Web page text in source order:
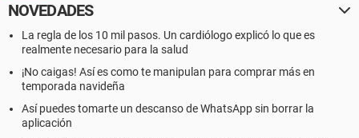
NOVEDADES
La regla de los 10 mil pasos. Un cardiólogo explicó lo que es
realmente necesario para la salud
¡No caigas! Así es como te manipulan para comprar más en
temporada navideña
Así puedes tomarte un descanso de WhatsApp sin borrar la
aplicación